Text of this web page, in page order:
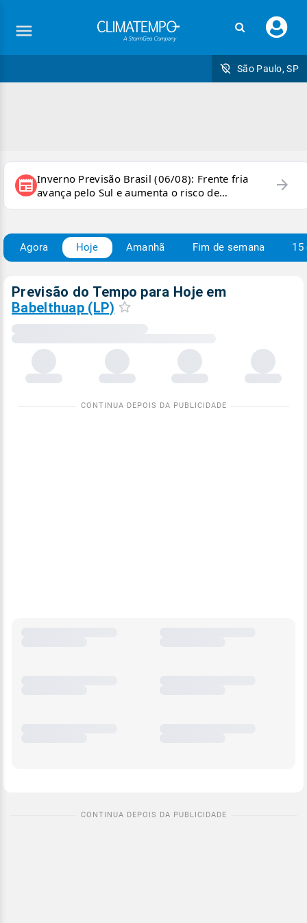
seu
São Paulo, SP
newspaper Inverno Previsão Brasil (06/08): Frente fria
avança pelo Sul e aumenta o risco de
temporais e ventania
arrow_forward
Agora Hoje Amanhã Fim de semana 15
Previsão do Tempo para Hoje em
Babelthuap (LP)
Carregando
dados
meteorológicos